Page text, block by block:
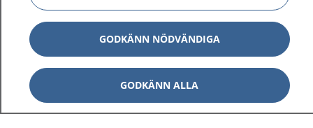
1177 på flera språk Visa
Om 1177 Visa
GODKÄNN NÖDVÄNDIGA
GODKÄNN ALLA